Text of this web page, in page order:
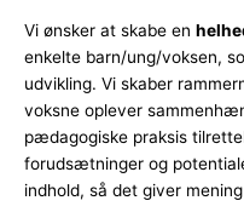
Vi ønsker at skabe en
enkelte barn/ung/voksen,
udvikling. Vi skaber
voksne oplever
pædagogiske praksis
forudsætninger og
indhold, så det giver